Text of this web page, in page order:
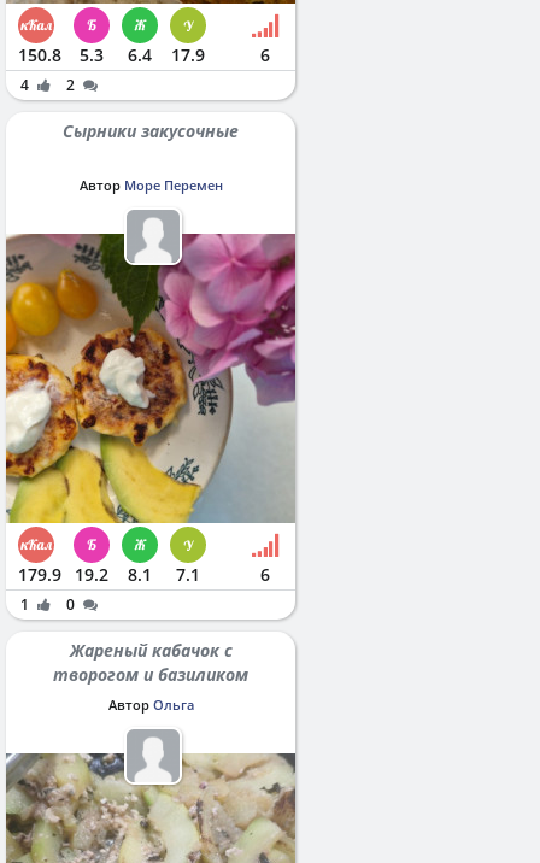
150.8 5.3 6.4 17.9 6
4 2
Сырники закусочные
Автор Море Перемен
179.9 19.2 8.1 7.1 6
1 0
Жареный кабачок с
творогом и базиликом
Автор Ольга